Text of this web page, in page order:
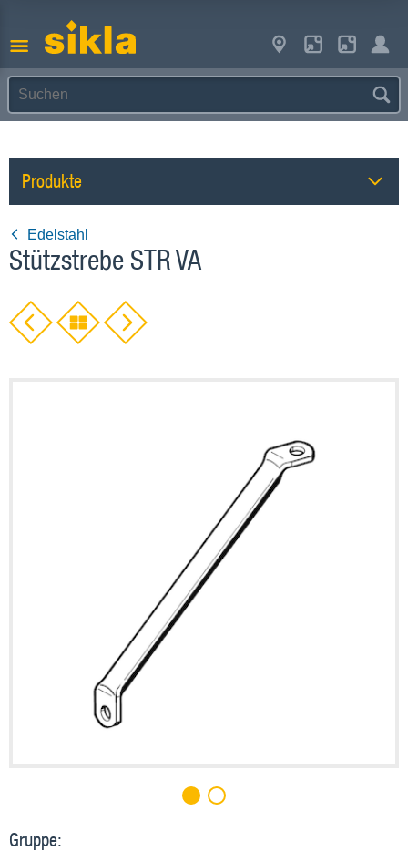
Produkte
Edelstahl
Stützstrebe STR VA
Gruppe: